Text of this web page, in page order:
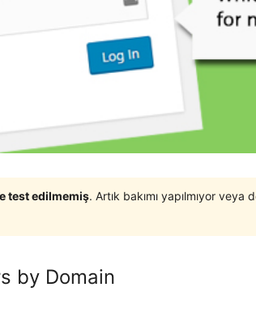
test edilmemiş. Artık bakımı yapılmıyor
by Domain